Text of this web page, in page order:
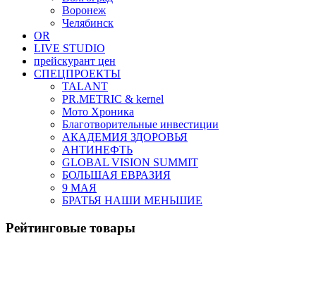
Воронеж
Челябинск
OR
LIVE STUDIO
прейскурант цен
СПЕЦПРОЕКТЫ
TALANT
PR.METRIC & kernel
Мото Хроника
Благотворительные инвестиции
АКАДЕМИЯ ЗДОРОВЬЯ
АНТИНЕФТЬ
GLOBAL VISION SUMMIT
БОЛЬШАЯ ЕВРАЗИЯ
9 МАЯ
БРАТЬЯ НАШИ МЕНЬШИЕ
Рейтинговые товары